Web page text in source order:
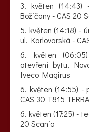
3. květen (14:43)
Božičany - CAS 20
5. květen (14:18) -
ul. Karlovarská -
6. květen
otevření bytu,
Iveco Magirus
6. květen (14:55) -
CAS 30 T815
6. květen (17:25) -
20 Scania